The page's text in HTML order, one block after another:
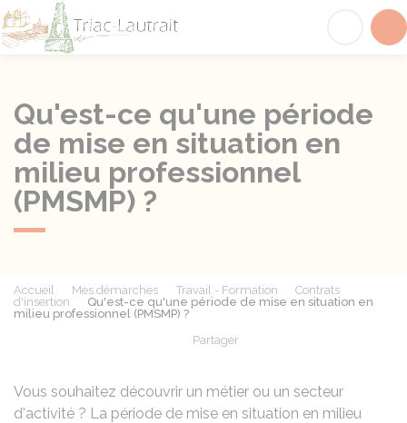
Qu'est-ce qu'une période
de mise en situation en
milieu professionnel
(PMSMP) ?
Accueil Mes démarches Travail - Formation
Contrats
d'insertion
Qu'est-ce qu'une période de mise en situation en
milieu professionnel (PMSMP) ?
Partager
Vous souhaitez découvrir un métier ou un secteur
d'activité ? La période de mise en situation en milieu